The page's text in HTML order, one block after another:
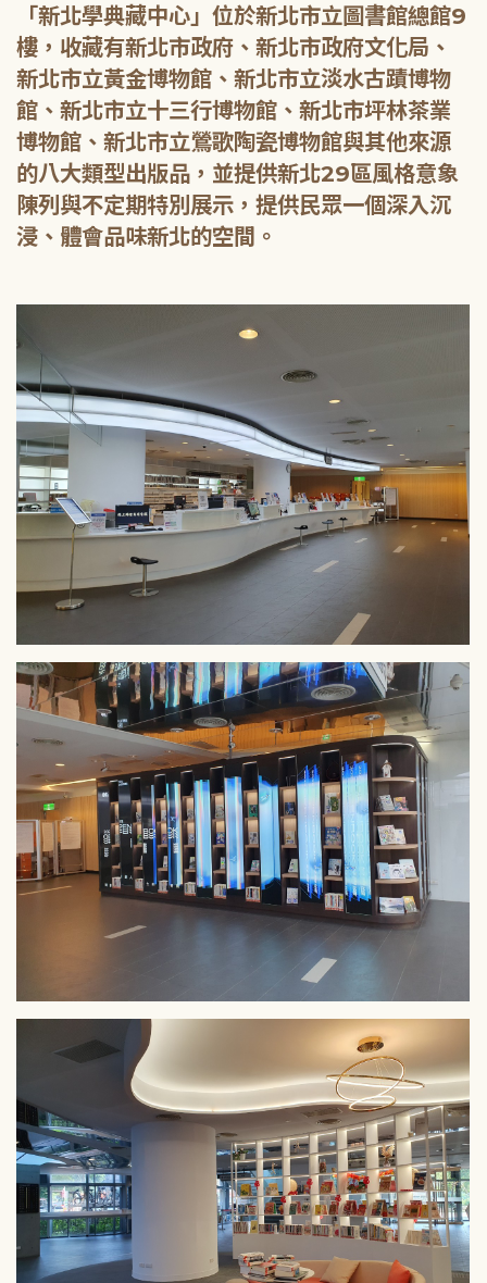
「新北學典藏中心」位於新北市立圖書館總館9
樓，收藏有新北市政府、新北市政府文化局、
新北市立黃金博物館、新北市立淡水古蹟博物
館、新北市立十三行博物館、新北市坪林茶業
博物館、新北市立鶯歌陶瓷博物館與其他來源
的八大類型出版品，並提供新北29區風格意象
陳列與不定期特別展示，提供民眾一個深入沉
浸、體會品味新北的空間。